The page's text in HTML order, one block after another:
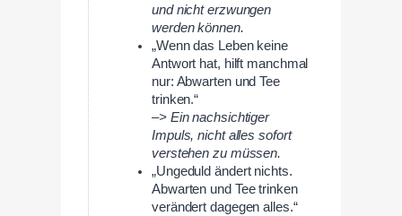
und nicht erzwungen
werden können.
„Wenn das Leben keine
Antwort hat, hilft manchmal
nur: Abwarten und Tee
trinken.“
–> Ein nachsichtiger
Impuls, nicht alles sofort
verstehen zu müssen.
„Ungeduld ändert nichts.
Abwarten und Tee trinken
verändert dagegen alles.“